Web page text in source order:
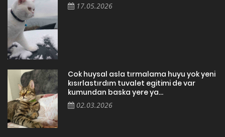
17.05.2026
Cok huysal asla tırmalama huyu yok yeni
kısırlastırdım tuvalet egitimi de var
kumundan baska yere ya...
02.03.2026